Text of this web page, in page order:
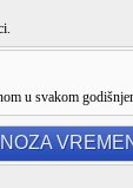
u svakom